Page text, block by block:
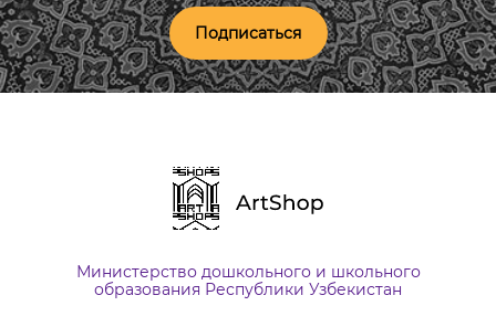
Подписаться
Министерство дошкольного и школьного
образования Республики Узбекистан